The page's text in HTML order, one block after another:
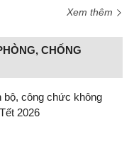
Xem thêm
CHỐNG
bộ, công chức không
2026